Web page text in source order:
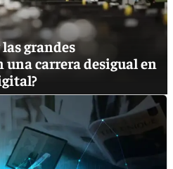
grandes
una carrera desigual en